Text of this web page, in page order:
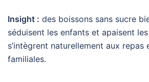
Insight : des boissons sans sucre
séduisent les enfants et apaisent
s’intègrent naturellement aux repas
familiales.